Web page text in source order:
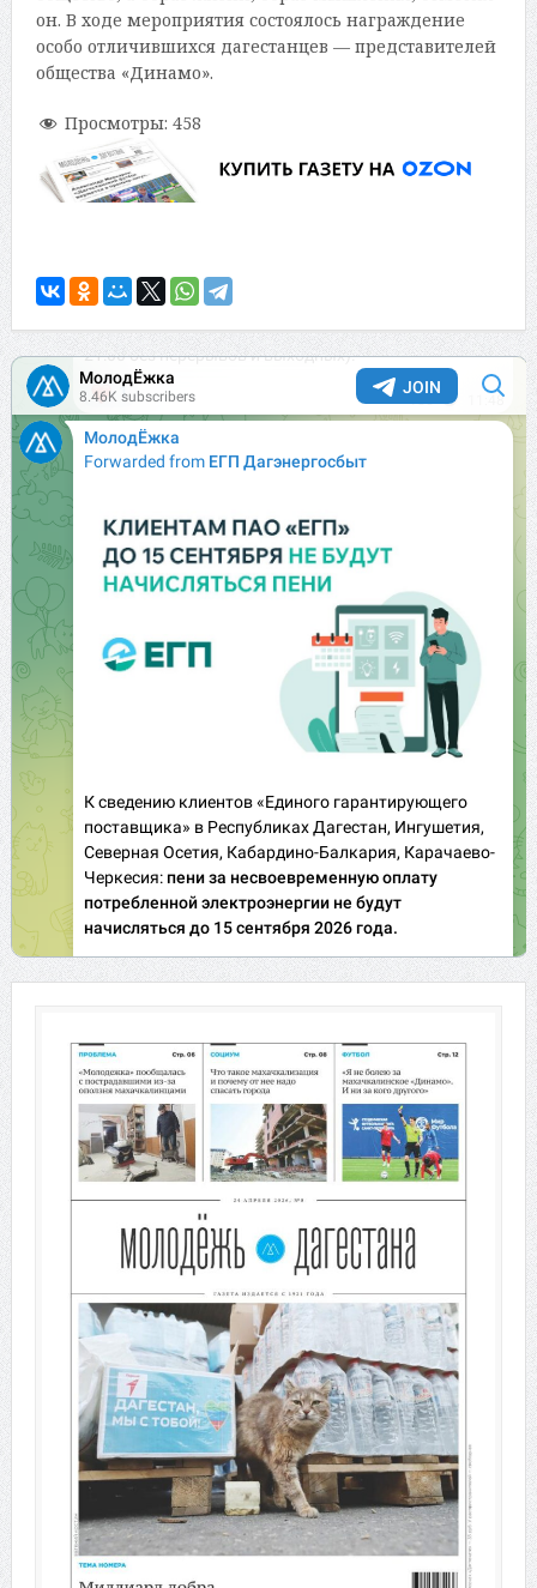
он. В ходе мероприятия состоялось награждение
особо отличившихся дагестанцев — представителей
общества «Динамо».
Просмотры: 458